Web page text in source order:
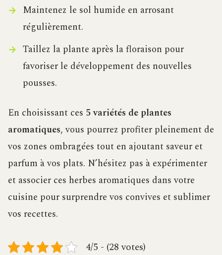
Maintenez le sol humide en arrosant
régulièrement.
Taillez la plante après la floraison pour
favoriser le développement des nouvelles
pousses.
En choisissant ces 5 variétés de plantes
aromatiques, vous pourrez profiter pleinement de
vos zones ombragées tout en ajoutant saveur et
parfum à vos plats. N’hésitez pas à expérimenter
et associer ces herbes aromatiques dans votre
cuisine pour surprendre vos convives et sublimer
vos recettes.
4/5 - (28 votes)